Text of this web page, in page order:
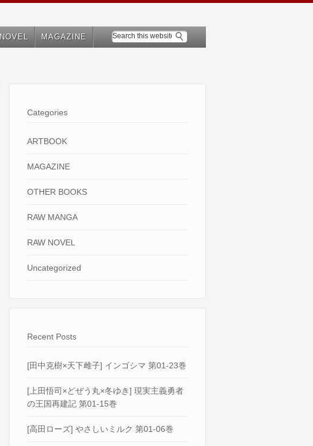
NOVEL MAGAZINE
Categories
ARTBOOK
MAGAZINE
OTHER BOOKS
RAW MANGA
RAW NOVEL
Uncategorized
Recent Posts
[田中克樹×天下雌子] インゴシマ 第01-23巻
[上田悟司×どぜう丸×冬ゆき] 現実主義勇者
の王国再建記 第01-15巻
[高田ローズ] やさしいミルク 第01-06巻